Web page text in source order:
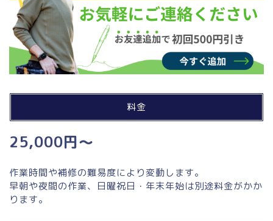
料金
25,000円～
作業時間や補修の難易度により変動します。
早朝や夜間の作業、日曜祝日・年末年始は別途料金がかか
ります。